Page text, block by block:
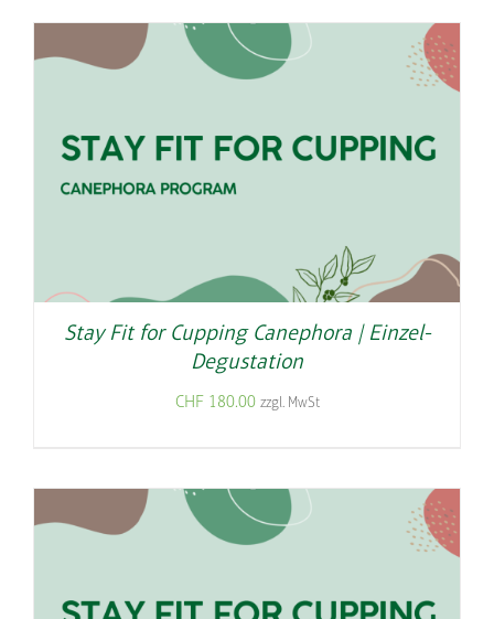
Stay Fit for Cupping Canephora | Einzel-
Degustation
CHF180.00 zzgl. MwSt